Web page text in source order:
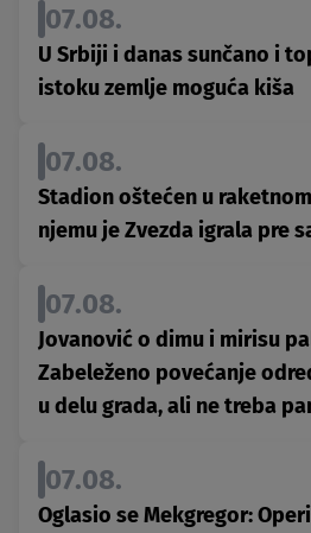
07.08.
U Srbiji i danas sunčano i
istoku zemlje moguća kiša
07.08.
Stadion oštećen u
njemu je Zvezda igrala pre
07.08.
Jovanović o dimu i mirisu
Zabeleženo povećanje
u delu grada, ali ne treba
07.08.
Oglasio se Mekgregor: